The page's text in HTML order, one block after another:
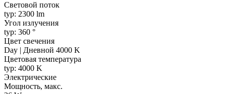
Световой поток
typ: 2300 lm
Угол излучения
typ: 360 °
Цвет свечения
Day | Дневной 4000 K
Цветовая температура
typ: 4000 K
Электрические
Мощность, макс.